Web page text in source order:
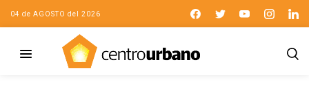
04 de AGOSTO del 2026